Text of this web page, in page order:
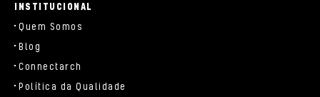
INSTITUCIONAL
Quem Somos
Blog
Connectarch
Política da Qualidade